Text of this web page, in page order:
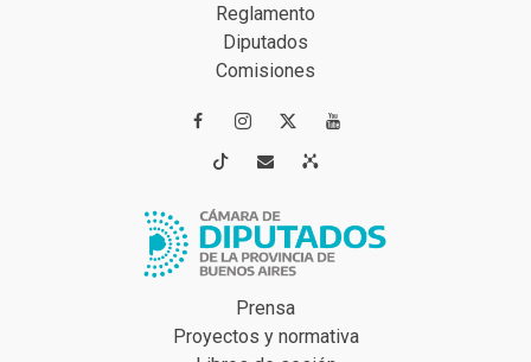
Reglamento
Diputados
Comisiones
 
 
Prensa
Proyectos y normativa